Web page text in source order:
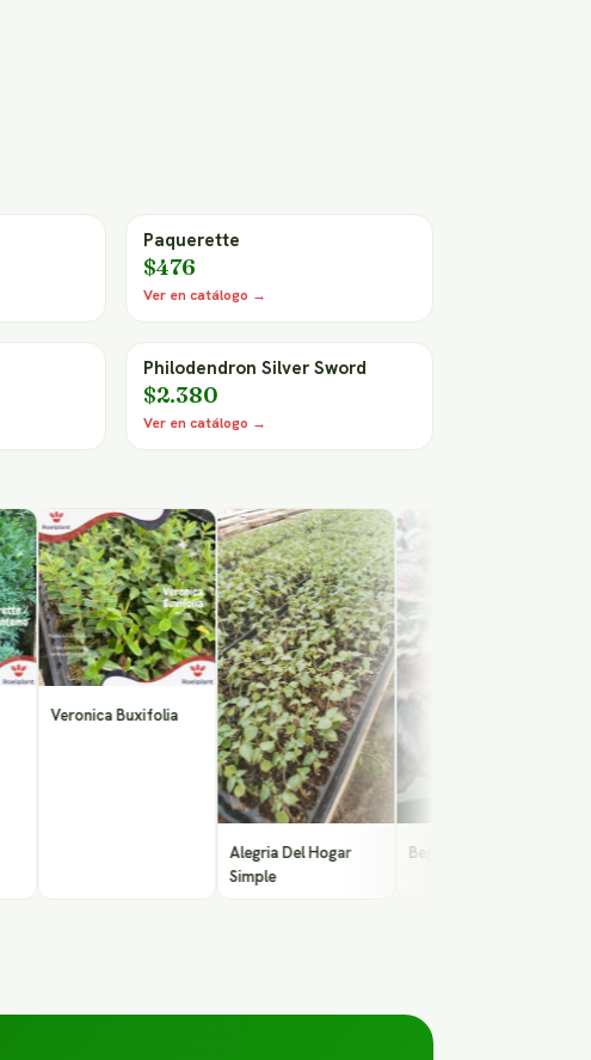
Paquerette
$476
Ver en catálogo →
Philodendron Silver Sword
$2.380
Ver en catálogo →
Veronica Buxifolia
Alegria Del Hogar
Simple
Begonia Rex Kiss